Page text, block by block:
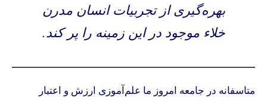
بهره‌گیری از تجربیات انسان مدرن
خلاء موجود در این زمینه را پر کند.
متاسفانه در جامعه امروز ما علم‌آموزی ارزش و اعتبار